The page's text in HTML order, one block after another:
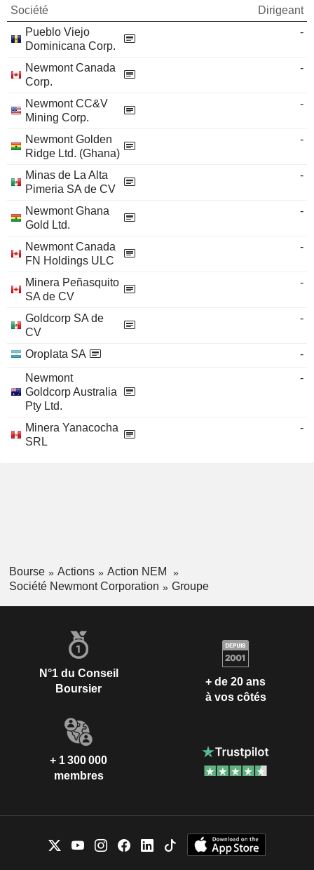
Société
Dirigeant
Pueblo Viejo
Dominicana Corp.
-
Newmont Canada
Corp.
-
Newmont CC&V
Mining Corp.
-
Newmont Golden
Ridge Ltd. (Ghana)
-
Minas de La Alta
Pimeria SA de CV
-
Newmont Ghana
Gold Ltd.
-
Newmont Canada
FN Holdings ULC
-
Minera Peñasquito
SA de CV
-
Goldcorp SA de
CV
-
Oroplata SA
-
Newmont
Goldcorp Australia
Pty Ltd.
-
Minera Yanacocha
SRL
-
Bourse Actions
Action NEM
Société Newmont Corporation
Groupe
N°1 du Conseil
Boursier
+ de 20 ans
à vos côtés
+ 1 300 000
membres